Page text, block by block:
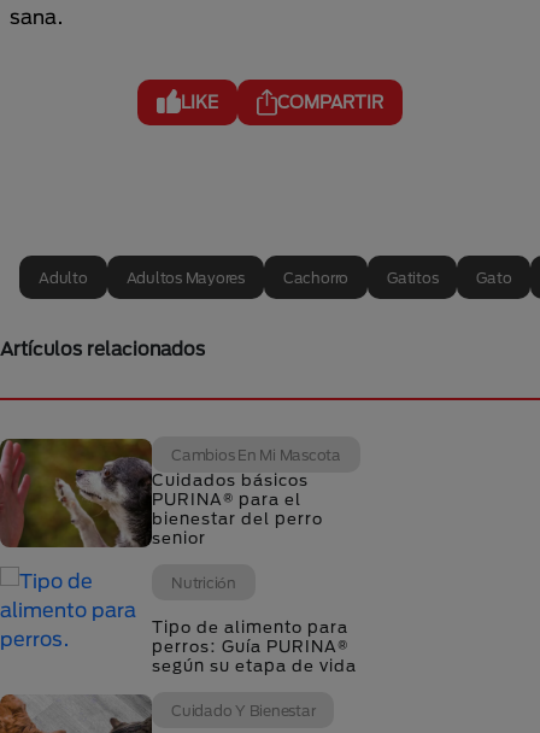
sana.
LIKE COMPARTIR
Adulto Adultos Mayores Cachorro Gatitos Gato
Artículos relacionados
Cambios En Mi Mascota
Cuidados básicos
PURINA® para el
bienestar del perro
senior
Nutrición
Tipo de alimento para
perros: Guía PURINA®
según su etapa de vida
Cuidado Y Bienestar